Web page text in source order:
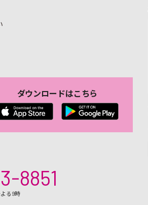
ダウンロードはこちら
8851
よる9時